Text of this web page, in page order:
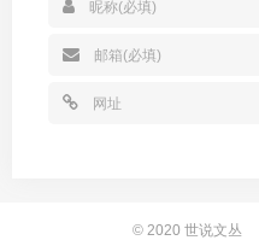
© 2020 世说文丛